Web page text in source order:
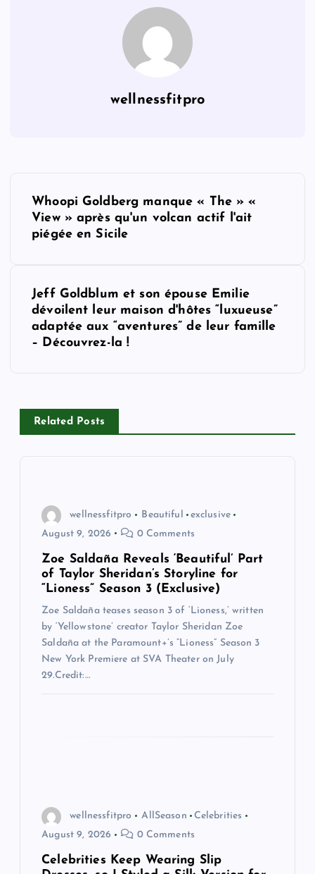
wellnessfitpro
Whoopi Goldberg manque « The » «
View » après qu'un volcan actif l'ait
piégée en Sicile
Jeff Goldblum et son épouse Emilie
dévoilent leur maison d'hôtes “luxueuse”
adaptée aux “aventures” de leur famille
– Découvrez-la !
Related Posts
wellnessfitpro Beautiful
exclusive
August 9, 2026
0 Comments
Zoe Saldaña Reveals ‘Beautiful’ Part
of Taylor Sheridan’s Storyline for
“Lioness” Season 3 (Exclusive)
Zoe Saldaña teases season 3 of ‘Lioness,’ written
by ‘Yellowstone’ creator Taylor Sheridan Zoe
Saldaña at the Paramount+’s “Lioness” Season 3
New York Premiere at SVA Theater on July
29.Credit:…
wellnessfitpro AllSeason
Celebrities
August 9, 2026
0 Comments
Celebrities Keep Wearing Slip